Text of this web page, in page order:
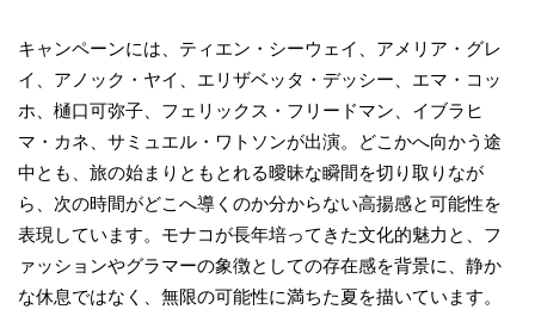
キャンペーンには、ティエン・シーウェイ、アメリア・グレ
イ、アノック・ヤイ、エリザベッタ・デッシー、エマ・コッ
ホ、樋口可弥子、フェリックス・フリードマン、イブラヒ
マ・カネ、サミュエル・ワトソンが出演。どこかへ向かう途
中とも、旅の始まりともとれる曖昧な瞬間を切り取りなが
ら、次の時間がどこへ導くのか分からない高揚感と可能性を
表現しています。モナコが長年培ってきた文化的魅力と、フ
ァッションやグラマーの象徴としての存在感を背景に、静か
な休息ではなく、無限の可能性に満ちた夏を描いています。